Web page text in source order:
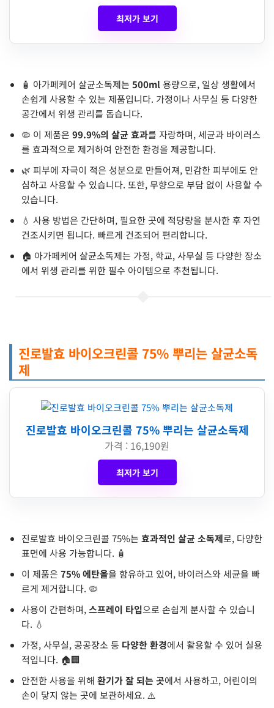
최저가 보기
🧴 아가페케어 살균소독제는 500ml 용량으로, 일상 생활에서
손쉽게 사용할 수 있는 제품입니다. 가정이나 사무실 등 다양한
공간에서 위생 관리를 돕습니다.
🦠 이 제품은 99.9%의 살균 효과를 자랑하며, 세균과 바이러스
를 효과적으로 제거하여 안전한 환경을 제공합니다.
🌿 피부에 자극이 적은 성분으로 만들어져, 민감한 피부에도 안
심하고 사용할 수 있습니다. 또한, 무향으로 부담 없이 사용할 수
있습니다.
💧 사용 방법은 간단하며, 필요한 곳에 적당량을 분사한 후 자연
건조시키면 됩니다. 빠르게 건조되어 편리합니다.
🏠 아가페케어 살균소독제는 가정, 학교, 사무실 등 다양한 장소
에서 위생 관리를 위한 필수 아이템으로 추천됩니다.
진로발효 바이오크린콜 75% 뿌리는 살균소독
제
진로발효 바이오크린콜 75% 뿌리는 살균소독제
가격 : 16,190원
최저가 보기
진로발효 바이오크린콜 75%는 효과적인 살균 소독제로, 다양한
표면에 사용 가능합니다. 🧴
이 제품은 75% 에탄올을 함유하고 있어, 바이러스와 세균을 빠
르게 제거합니다. 🦠
사용이 간편하며,스프레이 타입으로 손쉽게 분사할 수 있습니
다. 💧
가정, 사무실, 공공장소 등 다양한 환경에서 활용할 수 있어 실용
적입니다. 🏠🏢
안전한 사용을 위해 환기가 잘 되는 곳에서 사용하고, 어린이의
손이 닿지 않는 곳에 보관하세요. ⚠️